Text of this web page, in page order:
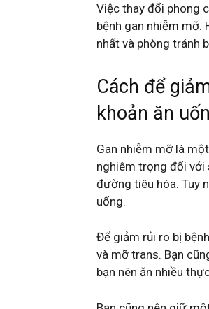
Việc thay đổi phong
bệnh gan nhiễm mỡ.
nhất và phòng tránh
Cách để
khoản ăn
Gan nhiễm mỡ là
nghiêm trọng đối với
đường tiêu hóa. Tuy
uống.
Để giảm rủi ro bị
và mỡ trans. Bạn
bạn nên ăn nhiều